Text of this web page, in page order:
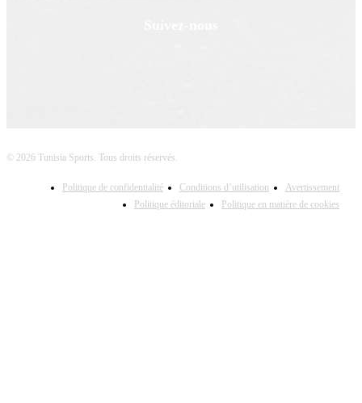
© 2026 Tunisia Sports. Tous droits réservés.
Politique de confidentialité Conditions d’utilisation
Avertissement
Politique éditoriale
Politique en matière de cookies